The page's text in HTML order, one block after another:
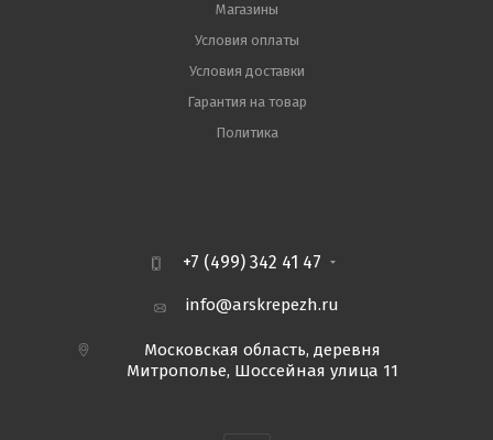
Магазины
Условия оплаты
Условия доставки
Гарантия на товар
Политика
+7 (499) 342 41 47
info@arskrepezh.ru
Московская область, деревня
Митрополье, Шоссейная улица 11